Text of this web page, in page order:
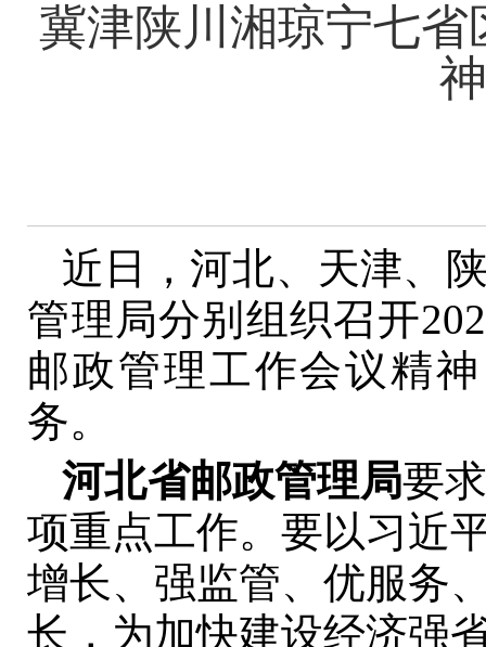
冀津陕川湘琼宁七
近日，河北、天津、
管理局分别组织召开
邮政管理工作会议精
务。
河北省邮政管理局要
项重点工作。要以习近
增长、强监管、优服务
长，为加快建设经济强